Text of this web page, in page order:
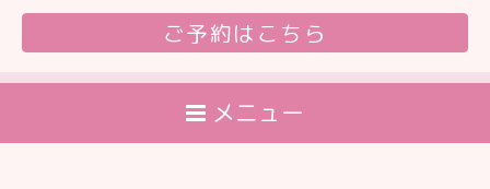
ご予約はこちら
メニュー